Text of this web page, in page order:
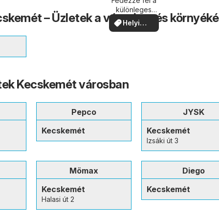
különleges
ajánlatokat
Helyi
ajánlatok
– Üzletek a városban és
Kecskemét városban
Pepco
Kecskemét
JYSK
Kecskemét
Izsáki út 3
Mömax
Kecskemét
Halasi út 2
Diego
Kecskemét